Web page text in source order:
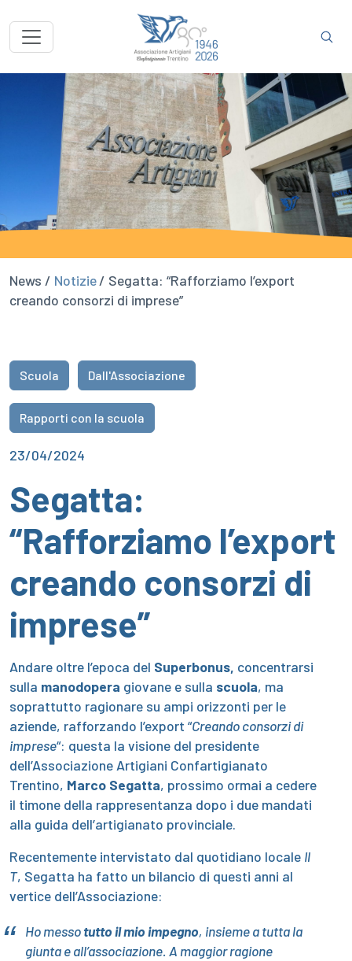
News / Notizie/ Segatta: “Rafforziamo l’export
creando consorzi di imprese”
Scuola Dall'Associazione
Rapporti con la scuola
23/04/2024
Segatta:
“Rafforziamo l’export
creando consorzi di
imprese”
Andare oltre l’epoca del Superbonus, concentrarsi
sulla manodopera giovane e sulla scuola, ma
soprattutto ragionare su ampi orizzonti per le
aziende, rafforzando l’export “Creando consorzi di
imprese“: questa la visione del presidente
dell’Associazione Artigiani Confartigianato
Trentino, Marco Segatta, prossimo ormai a cedere
il timone della rappresentanza dopo i due mandati
alla guida dell’artigianato provinciale.
Recentemente intervistato dal quotidiano locale Il
T, Segatta ha fatto un bilancio di questi anni al
vertice dell’Associazione:
Ho messotutto il mio impegno, insieme a tutta la
giunta e all’associazione. A maggior ragione